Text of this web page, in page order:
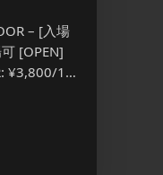
– [入場
[OPEN]
¥3,800/1D